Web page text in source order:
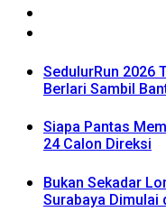
SedulurRun 2026
Berlari Sambil
Siapa Pantas
24 Calon Direksi
Bukan Sekadar
Surabaya Dimulai